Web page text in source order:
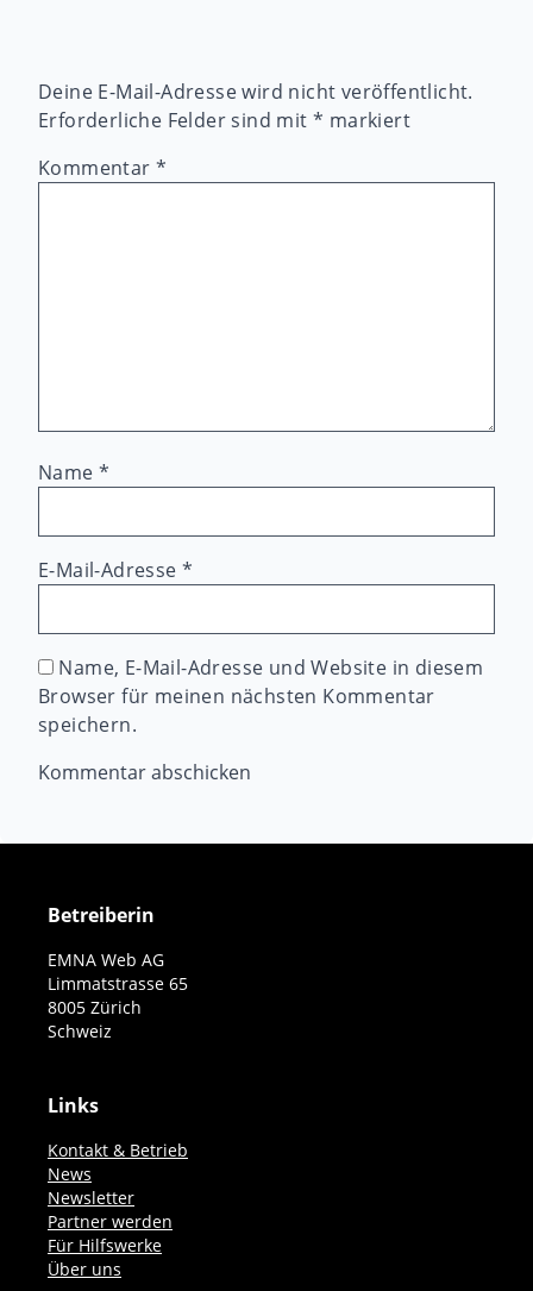
Deine E-Mail-Adresse wird nicht veröffentlicht.
Erforderliche Felder sind mit * markiert
Kommentar*
Name *
E-Mail-Adresse*
Name, E-Mail-Adresse und Website in diesem
Browser für meinen nächsten Kommentar
speichern.
Betreiberin
EMNA Web AG
Limmatstrasse 65
8005 Zürich
Schweiz
Links
Kontakt & Betrieb
News
Newsletter
Partner werden
Für Hilfswerke
Über uns